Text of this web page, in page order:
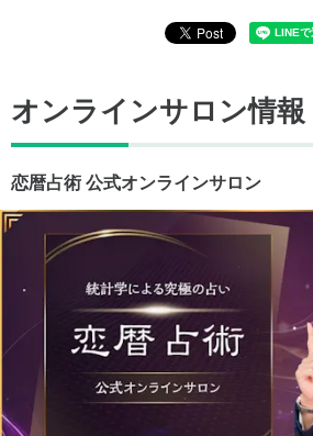
オンラインサロン情報
恋暦占術 公式オンラインサロン